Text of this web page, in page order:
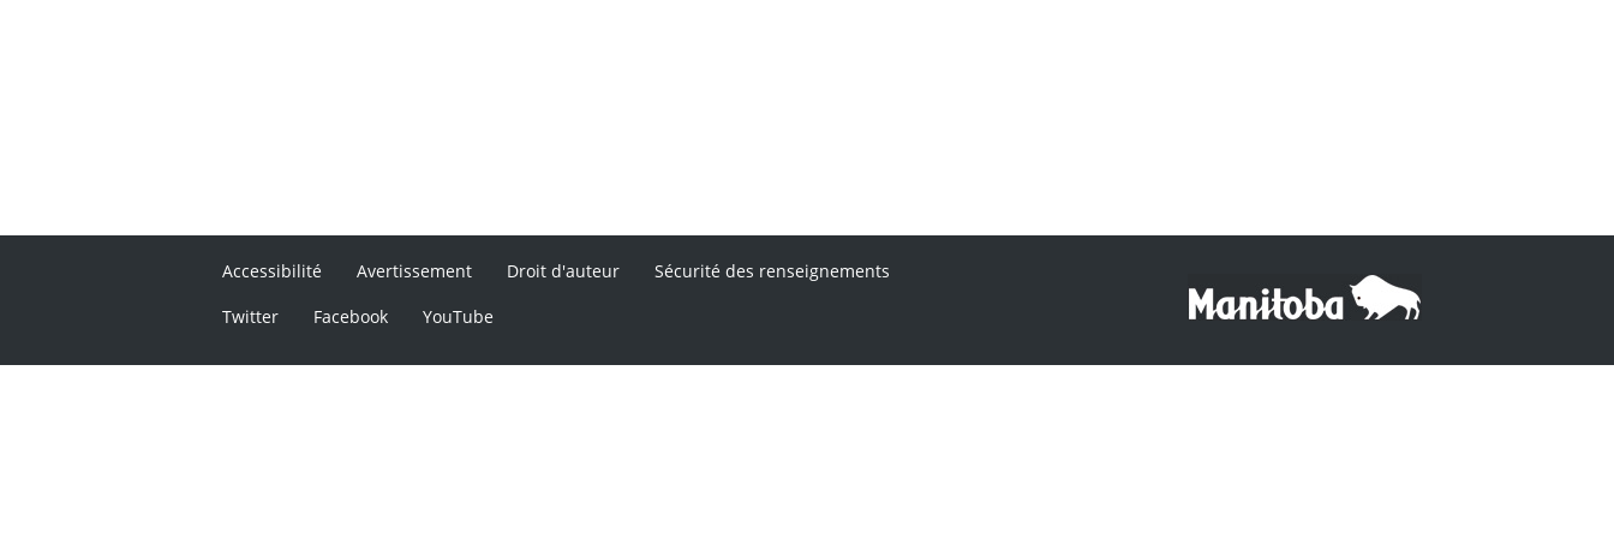
Accessibilité Avertissement Droit d'auteur
Sécurité des renseignements
Twitter
Facebook YouTube